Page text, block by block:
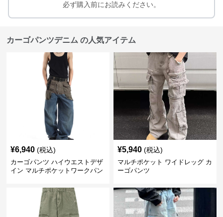
必ず購入前にお読みください。
カーゴパンツデニム の人気アイテム
¥6,940 (税込)
カーゴパンツ ハイウエストデザ
イン マルチポケットワークパン
¥5,940 (税込)
マルチポケット ワイドレッグ カ
ーゴパンツ